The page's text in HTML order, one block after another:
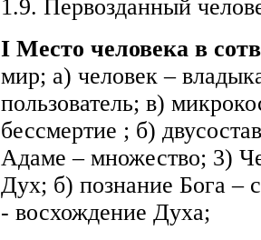
1.9. Первозданный
I Место человека в
мир; а) человек –
пользователь; в)
бессмертие ; б)
Адаме – множество; 3)
Дух; б) познание Бога –
- восхождение Духа;